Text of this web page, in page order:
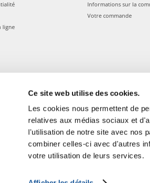
Ce site web utilise des cookies.
Les cookies nous permettent de
relatives aux médias sociaux et
l'utilisation de notre site avec nos
combiner celles-ci avec d'autres
votre utilisation de leurs services.
ligne
Informations sur la
Votre commande
FERA 24 UG Sede legale: